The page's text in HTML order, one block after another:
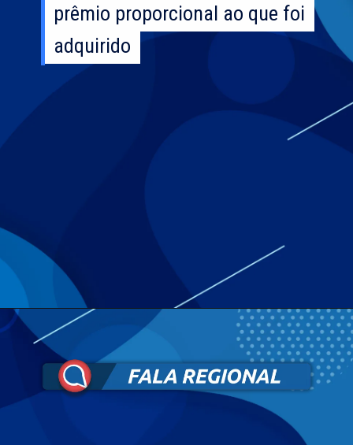
prêmio proporcional ao que foi
adquirido
prêmio proporcional ao que foi
adquirido